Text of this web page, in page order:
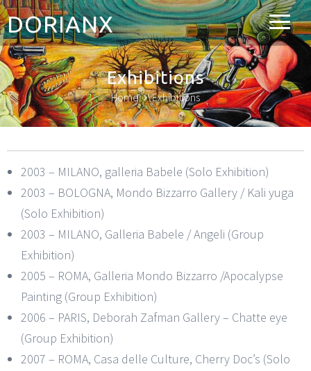
DORIANX
Exhibitions
Home Exhibitions
2003 – MILANO, galleria Babele (Solo Exhibition)
2003 – BOLOGNA, Mondo Bizzarro Gallery / Kali yuga
(Solo Exhibition)
2003 – MILANO, Galleria Babele / Angeli (Group
Exhibition)
2005 – ROMA, Galleria Mondo Bizzarro /Apocalypse
Painting (Group Exhibition)
2006 – PARIS, Deborah Zafman Gallery – Chatte eye
(Group Exhibition)
2007 – ROMA, Casa delle Culture, Cherry Doc’s (Solo